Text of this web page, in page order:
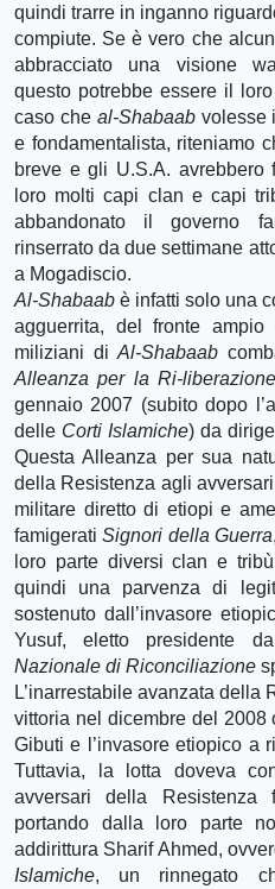
quindi trarre in inganno
compiute. Se è vero che
abbracciato una visione
questo potrebbe essere il
caso che al-Shabaabvolesse
e fondamentalista, riteniamo
breve e gli U.S.A.
loro molti capi clan e capi
abbandonato il governo
rinserrato da due settimane
a Mogadiscio.
Al-Shabaab è infatti solo una
agguerrita, del fronte
miliziani diAl-Shabaab
Alleanza per la Ri-
gennaio 2007 (subito dopo
delle Corti Islamiche) da
Questa Alleanza per sua
della Resistenza agli
militare diretto di etiopi e
famigeratiSignori della Guerra
loro parte diversi clan e
quindi una parvenza di
sostenuto dall’invasore
Yusuf, eletto presidente
Nazionale di Riconciliazione
L’inarrestabile avanzata della
vittoria nel dicembre del 2008
Gibuti e l’invasore etiopico a
Tuttavia, la lotta doveva
avversari della Resistenza
portando dalla loro parte
addirittura Sharif Ahmed,
Islamiche, un rinnegato